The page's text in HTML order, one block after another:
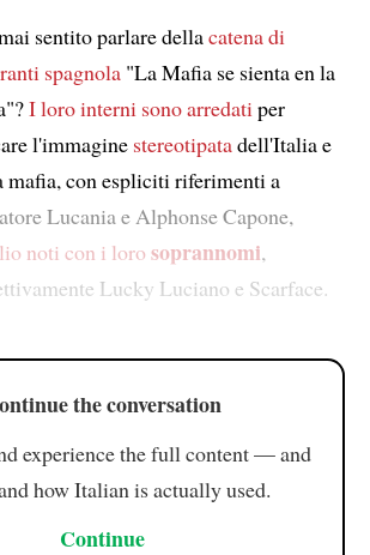
sentito parlare dellacatena di
spagnola"La Mafia se sienta en la
I loro interni sono arredati per
l'immagine stereotipatadell'Italia e
mafia, con espliciti riferimenti a
Lucania e Alphonse Capone,
noti con i loro soprannomi,
Lucky Luciano e Scarface.
the conversation
experience the full content — and
how Italian is actually used.
Continue